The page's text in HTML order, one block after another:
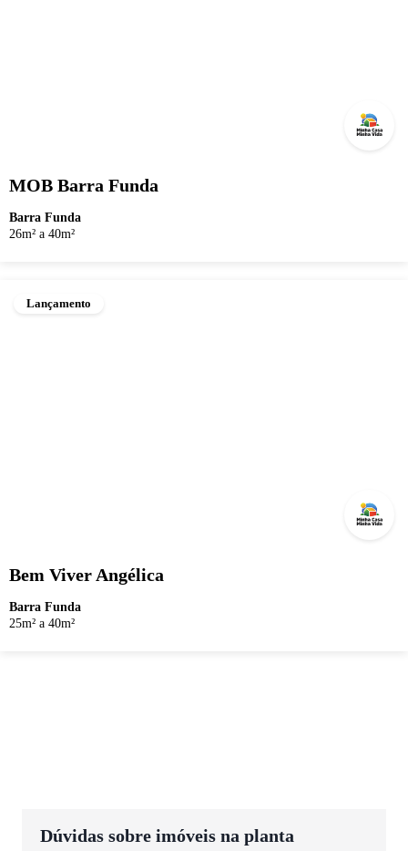
MOB Barra Funda
Barra Funda
26m² a 40m²
Lançamento
Bem Viver Angélica
Barra Funda
25m² a 40m²
Dúvidas sobre imóveis na planta